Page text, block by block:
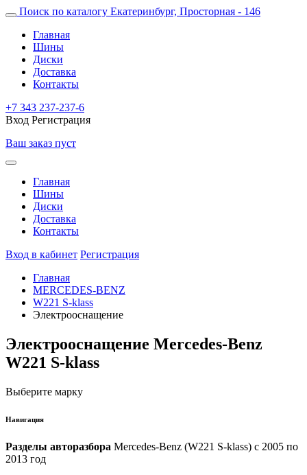
Поиск по каталогу Екатеринбург, Просторная - 146
Главная
Шины
Диски
Доставка
Контакты
+7 343 237-237-6
Вход Регистрация
Ваш заказ пуст
Главная
Шины
Диски
Доставка
Контакты
Вход в кабинет Регистрация
Главная
MERCEDES-BENZ
W221 S-klass
Электрооснащение
Электрооснащение Mercedes-Benz
W221 S-klass
Выберите марку
Навигация
Разделы авторазбора Mercedes-Benz (W221 S-klass) с 2005 по
2013 год